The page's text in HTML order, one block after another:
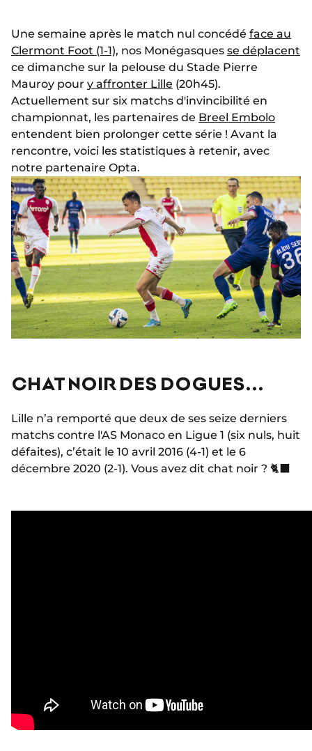
Une semaine après le match nul concédé face au
Clermont Foot (1-1), nos Monégasques se déplacent
ce dimanche sur la pelouse du Stade Pierre
Mauroy pour y affronter Lille (20h45).
Actuellement sur six matchs d'invincibilité en
championnat, les partenaires de Breel Embolo
entendent bien prolonger cette série ! Avant la
rencontre, voici les statistiques à retenir, avec
notre partenaire Opta.
CHAT NOIR DES DOGUES...
Lille n’a remporté que deux de ses seize derniers
matchs contre l'AS Monaco en Ligue 1 (six nuls, huit
défaites), c’était le 10 avril 2016 (4-1) et le 6
décembre 2020 (2-1). Vous avez dit chat noir ? 🐈‍⬛